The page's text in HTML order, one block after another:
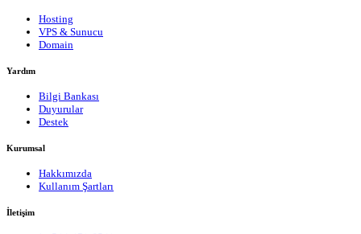
Hosting
VPS & Sunucu
Domain
Yardım
Bilgi Bankası
Duyurular
Destek
Kurumsal
Hakkımızda
Kullanım Şartları
İletişim